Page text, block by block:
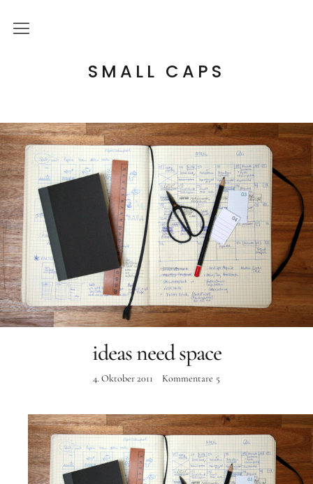
SMALL CAPS
Über mich
Letterpress Workshops
Online Kurs
Blog
Instagram
ideas need space
4. Oktober 2011 Kommentare 5